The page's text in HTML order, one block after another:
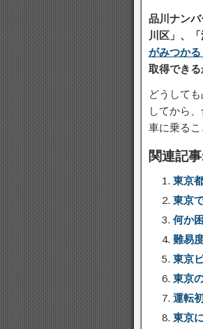
品川ナン
川区」、
がみつかる
取得できる
どうして
してから
車に乗るこ
関連記
東京
東京
何か
難易
東京
東京
運転
東京